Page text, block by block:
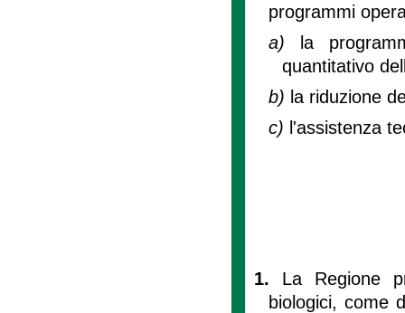
programmi
a)
la
quantitativo
b) la riduzione
c) l'assistenza
1. La Regione
biologici, come